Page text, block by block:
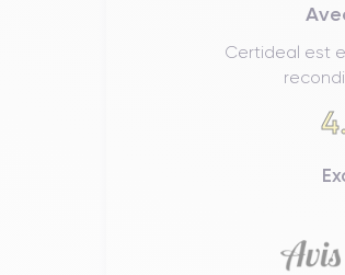
Certideal est